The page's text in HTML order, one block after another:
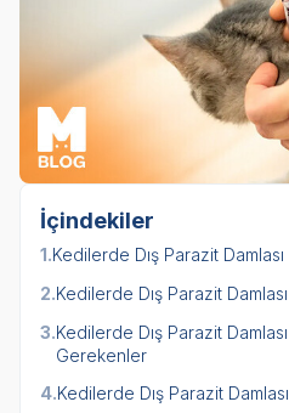
İçindekiler
1.Kedilerde Dış Parazit
2.Kedilerde Dış Parazit Damlası
3.Kedilerde Dış Parazit
Gerekenler
4.Kedilerde Dış Parazit